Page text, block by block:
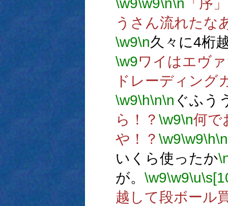
\w9\w9\n\n 「序」
うさん流れたな
\w9\n久々に4桁
\w9ワイはエヴ
ドレーディング
\w9\h\n\n ぐふう
ら！？ \w9\n何で
や！？ \w9\w9\h\n
いくら使ったか
が。 \w9\w9\u
越して段ボール